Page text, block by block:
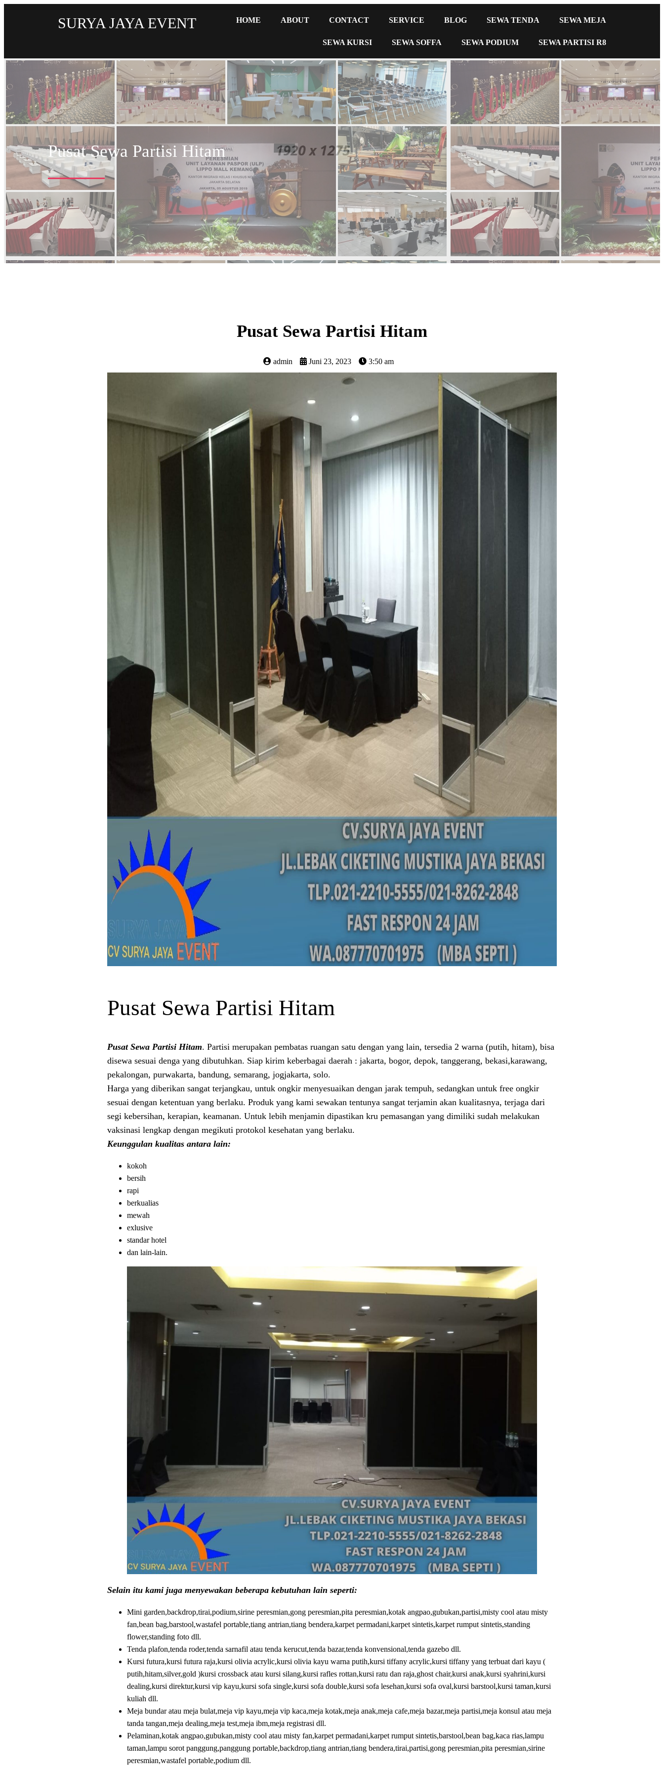
SURYA JAYA EVENT HOME ABOUT CONTACT SERVICE BLOG SEWA TENDA SEWA MEJA
SEWA KURSI SEWA SOFFA SEWA PODIUM SEWA PARTISI R8
Pusat Sewa Partisi Hitam
Pusat Sewa Partisi Hitam
admin Juni 23, 2023 3:50 am
Pusat Sewa Partisi Hitam
Pusat Sewa Partisi Hitam. Partisi merupakan pembatas ruangan satu dengan yang lain, tersedia 2 warna (putih, hitam), bisa
disewa sesuai denga yang dibutuhkan. Siap kirim keberbagai daerah : jakarta, bogor, depok, tanggerang, bekasi,karawang,
pekalongan, purwakarta, bandung, semarang, jogjakarta, solo.
Harga yang diberikan sangat terjangkau, untuk ongkir menyesuaikan dengan jarak tempuh, sedangkan untuk free ongkir
sesuai dengan ketentuan yang berlaku. Produk yang kami sewakan tentunya sangat terjamin akan kualitasnya, terjaga dari
segi kebersihan, kerapian, keamanan. Untuk lebih menjamin dipastikan kru pemasangan yang dimiliki sudah melakukan
vaksinasi lengkap dengan megikuti protokol kesehatan yang berlaku.
Keunggulan kualitas antara lain:
kokoh
bersih
rapi
berkualias
mewah
exlusive
standar hotel
dan lain-lain.
Selain itu kami juga menyewakan beberapa kebutuhan lain seperti:
Mini garden,backdrop,tirai,podium,sirine peresmian,gong peresmian,pita peresmian,kotak angpao,gubukan,partisi,misty cool atau misty
fan,bean bag,barstool,wastafel portable,tiang antrian,tiang bendera,karpet permadani,karpet sintetis,karpet rumput sintetis,standing
flower,standing foto dll.
Tenda plafon,tenda roder,tenda sarnafil atau tenda kerucut,tenda bazar,tenda konvensional,tenda gazebo dll.
Kursi futura,kursi futura raja,kursi olivia acrylic,kursi olivia kayu warna putih,kursi tiffany acrylic,kursi tiffany yang terbuat dari kayu (
putih,hitam,silver,gold )kursi crossback atau kursi silang,kursi rafles rottan,kursi ratu dan raja,ghost chair,kursi anak,kursi syahrini,kursi
dealing,kursi direktur,kursi vip kayu,kursi sofa single,kursi sofa double,kursi sofa lesehan,kursi sofa oval,kursi barstool,kursi taman,kursi
kuliah dll.
Meja bundar atau meja bulat,meja vip kayu,meja vip kaca,meja kotak,meja anak,meja cafe,meja bazar,meja partisi,meja konsul atau meja
tanda tangan,meja dealing,meja test,meja ibm,meja registrasi dll.
Pelaminan,kotak angpao,gubukan,misty cool atau misty fan,karpet permadani,karpet rumput sintetis,barstool,bean bag,kaca rias,lampu
taman,lampu sorot panggung,panggung portable,backdrop,tiang antrian,tiang bendera,tirai,partisi,gong peresmian,pita peresmian,sirine
peresmian,wastafel portable,podium dll.